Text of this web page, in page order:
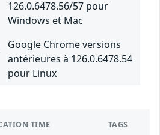
126.0.6478.56/57 pour
Windows et Mac
Google Chrome versions
antérieures à 126.0.6478.54
pour Linux
TIME TAGS